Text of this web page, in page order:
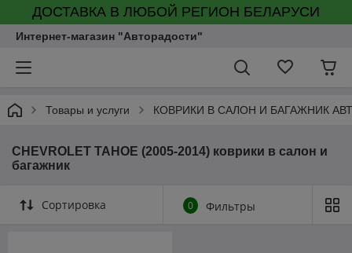
ДОСТАВКА В ЛЮБОЙ РЕГИОН БЕЛАРУСИ
Интернет-магазин "Авторадости"
Товары и услуги КОВРИКИ В САЛОН И БАГАЖНИК
CHEVROLET TAHOE (2005-2014) коврики в салон и
багажник
Сортировка 0 Фильтры